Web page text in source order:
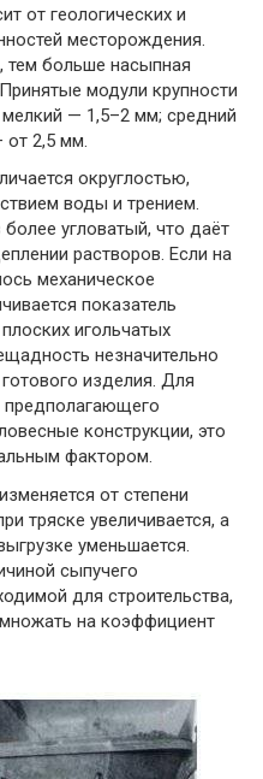
от геологических и
месторождения.
тем больше насыпная
модули крупности
— 1,5–2 мм; средний
2,5 мм.
округлостью,
воды и трением.
угловатый, что даёт
растворов. Если на
механическое
показатель
игольчатых
незначительно
изделия. Для
предполагающего
конструкции, это
фактором.
от степени
тряске увеличивается, а
уменьшается.
сыпучего
для строительства,
на коэффициент